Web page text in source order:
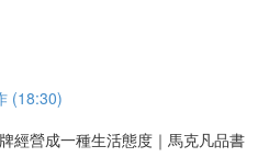
(18:30)
經營成一種生活態度｜馬克凡品書